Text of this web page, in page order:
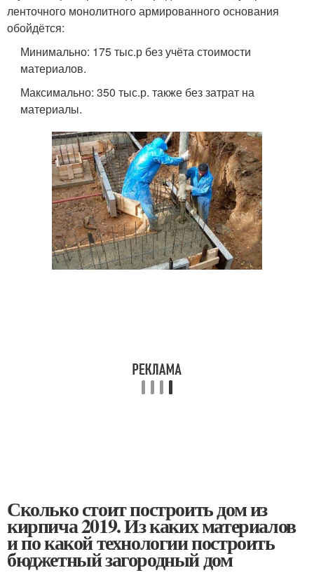
ленточного монолитного армированного основания
обойдётся:
Минимально: 175 тыс.р без учёта стоимости
материалов.
Максимально: 350 тыс.р. также без затрат на
материалы.
Сколько стоит построить дом из
кирпича 2019. Из каких материалов
и по какой технологии построить
бюджетный загородный дом